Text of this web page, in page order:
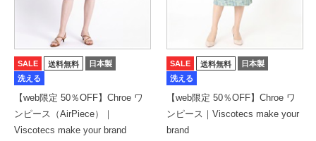
SALE 送料無料
日本製
洗える
【web限定 50％OFF】Chroe ワ
ンピース（AirPiece）｜
Viscotecs make your brand
SALE 送料無料
日本製
洗える
【web限定 50％OFF】Chroe ワ
ンピース｜Viscotecs make your
brand